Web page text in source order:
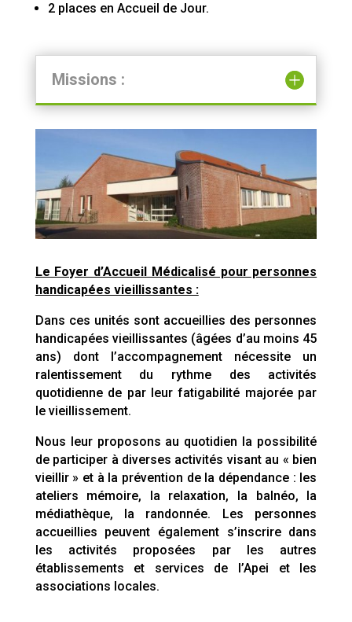
2 places en Accueil de Jour.
Missions :
Le Foyer d’Accueil Médicalisé pour personnes
handicapées vieillissantes :
Dans ces unités sont accueillies des personnes
handicapées vieillissantes (âgées d’au moins 45
ans) dont l’accompagnement nécessite un
ralentissement du rythme des activités
quotidienne de par leur fatigabilité majorée par
le vieillissement.
Nous leur proposons au quotidien la possibilité
de participer à diverses activités visant au « bien
vieillir » et à la prévention de la dépendance : les
ateliers mémoire, la relaxation, la balnéo, la
médiathèque, la randonnée. Les personnes
accueillies peuvent également s’inscrire dans
les activités proposées par les autres
établissements et services de l’Apei et les
associations locales.